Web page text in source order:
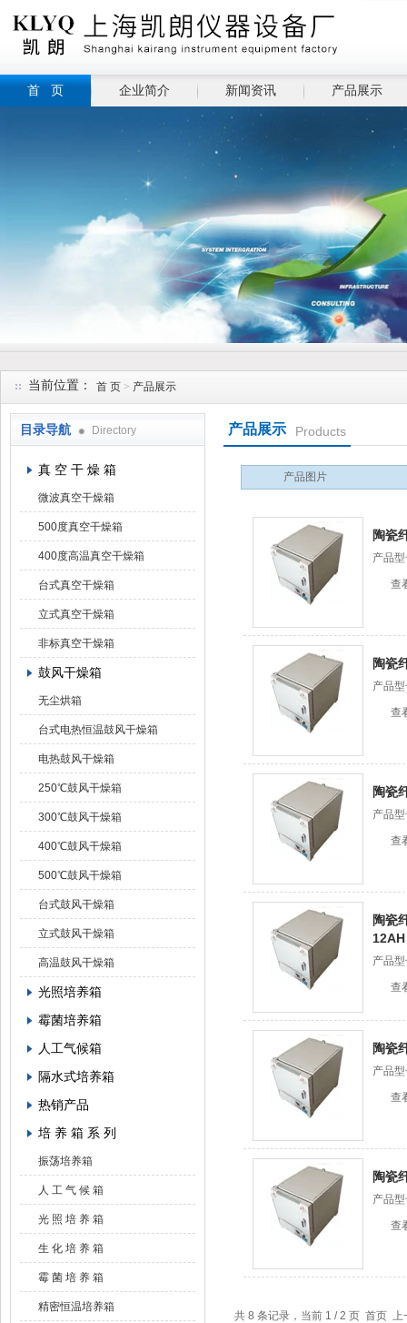
首 页 企业简介 新闻资讯 产品展示
当前位置： 首 页 > 产品展示
目录导航 Directory
真 空 干 燥 箱
微波真空干燥箱
500度真空干燥箱
400度高温真空干燥箱
台式真空干燥箱
立式真空干燥箱
非标真空干燥箱
鼓风干燥箱
无尘烘箱
台式电热恒温鼓风干燥箱
电热鼓风干燥箱
250℃鼓风干燥箱
300℃鼓风干燥箱
400℃鼓风干燥箱
500℃鼓风干燥箱
台式鼓风干燥箱
立式鼓风干燥箱
高温鼓风干燥箱
光照培养箱
霉菌培养箱
人工气候箱
隔水式培养箱
热销产品
培 养 箱 系 列
振荡培养箱
人 工 气 候 箱
光 照 培 养 箱
生 化 培 养 箱
霉 菌 培 养 箱
精密恒温培养箱
产品展示 Products
产品图片
陶瓷
产品
查
陶瓷
产品
查
陶瓷
产品
查
陶瓷
12AH
产品
查
陶瓷
产品
查
陶瓷
产品
查
共 8 条记录，当前 1 / 2 页 首页